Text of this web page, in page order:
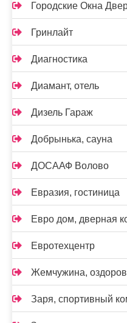
Городские Окна
Гринлайт
Диагностика
Диамант, отель
Дизель Гараж
Добрынька, сауна
ДОСААФ Волово
Евразия, гостиница
Евро дом, дверная
Евротехцентр
Жемчужина,
Заря, спортивный